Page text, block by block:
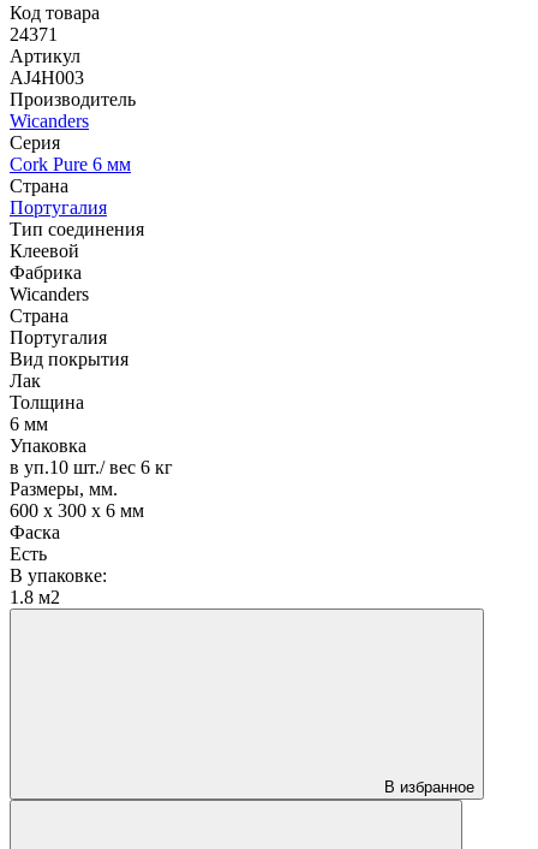
Код товара
24371
Артикул
AJ4H003
Производитель
Wicanders
Серия
Cork Pure 6 мм
Страна
Португалия
Тип соединения
Клеевой
Фабрика
Wicanders
Страна
Португалия
Вид покрытия
Лак
Толщина
6 мм
Упаковка
в уп.10 шт./ вес 6 кг
Размеры, мм.
600 х 300 х 6 мм
Фаска
Есть
В упаковке:
1.8 м2
В избранное